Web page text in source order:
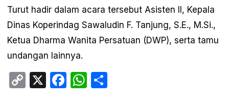
Turut hadir dalam acara tersebut Asisten II, Kepala
Dinas Koperindag Sawaludin F. Tanjung, S.E., M.Si.,
Ketua Dharma Wanita Persatuan (DWP), serta tamu
undangan lainnya.
Copy
X Facebook
WhatsApp